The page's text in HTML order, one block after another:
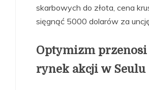
skarbowych do złota, cena
sięgnąć 5000 dolarów za
Optymizm przenosi
rynek akcji w Seulu